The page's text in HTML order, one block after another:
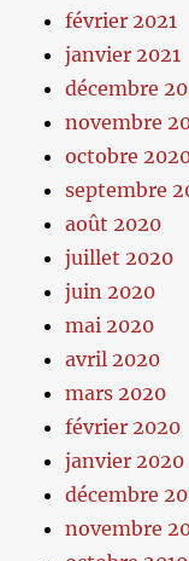
février 2021
janvier 2021
décembre
novembre
octobre
septembre
août 2020
juillet 2020
juin 2020
mai 2020
avril 2020
mars 2020
février 2020
janvier 2020
décembre
novembre